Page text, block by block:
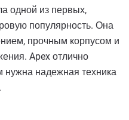
одной из первых,
популярность. Она
прочным корпусом и
Apex отлично
нужна надежная техника